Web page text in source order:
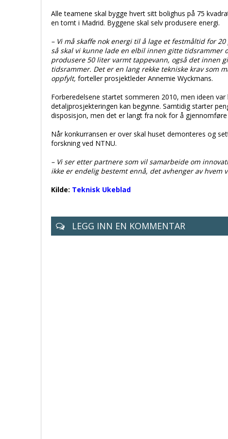
Alle teamene skal bygge hvert sitt bolighus på 75
en tomt i Madrid. Byggene skal selv produsere energi.
– Vi må skaffe nok energi til å lage et festmåltid for 20
så skal vi kunne lade en elbil innen gitte tidsrammer
produsere 50 liter varmt tappevann, også det innen
tidsrammer. Det er en lang rekke tekniske krav som
oppfylt, forteller prosjektleder Annemie Wyckmans.
Forberedelsene startet sommeren 2010, men ideen
detaljprosjekteringen kan begynne. Samtidig starter
disposisjon, men det er langt fra nok for å
Når konkurransen er over skal huset demonteres og
forskning ved NTNU.
– Vi ser etter partnere som vil samarbeide om
ikke er endelig bestemt ennå, det avhenger av hvem
Kilde: Teknisk Ukeblad
LEGG INN EN KOMMENTAR